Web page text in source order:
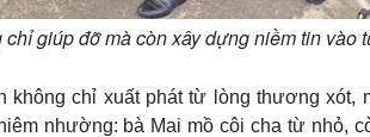
giúp đỡ mà còn xây dựng niềm tin vào
chỉ xuất phát từ lòng thương xót,
nhường: bà Mai mồ côi cha từ nhỏ,